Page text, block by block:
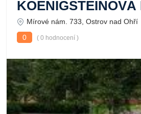
Mírové nám. 733, Ostrov nad Ohří
0
( 0 hodnocení )